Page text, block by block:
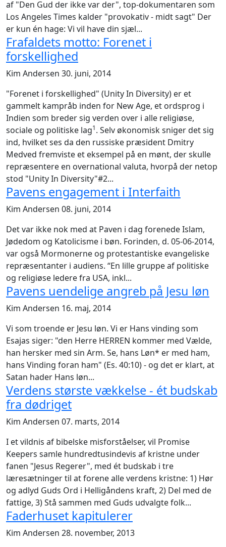
af "Den Gud der ikke var der", top-dokumentaren som
Los Angeles Times kalder "provokativ - midt sagt" Der
er kun én hage: Vi vil have din sjæl...
Frafaldets motto: Forenet i
forskellighed
Kim Andersen 30. juni, 2014
"Forenet i forskellighed" (Unity In Diversity) er et
gammelt kampråb inden for New Age, et ordsprog i
Indien som breder sig verden over i alle religiøse,
sociale og politiske lag1. Selv økonomisk sniger det sig
ind, hvilket ses da den russiske præsident Dmitry
Medved fremviste et eksempel på en mønt, der skulle
repræsentere en overnational valuta, hvorpå der netop
stod "Unity In Diversity"#2...
Pavens engagement i Interfaith
Kim Andersen 08. juni, 2014
Det var ikke nok med at Paven i dag forenede Islam,
Jødedom og Katolicisme i bøn. Forinden, d. 05-06-2014,
var også Mormonerne og protestantiske evangeliske
repræsentanter i audiens. “En lille gruppe af politiske
og religiøse ledere fra USA, inkl...
Pavens uendelige angreb på Jesu løn
Kim Andersen 16. maj, 2014
Vi som troende er Jesu løn. Vi er Hans vinding som
Esajas siger: "den Herre HERREN kommer med Vælde,
han hersker med sin Arm. Se, hans Løn* er med ham,
hans Vinding foran ham" (Es. 40:10) - og det er klart, at
Satan hader Hans løn...
Verdens største vækkelse - ét budskab
fra dødriget
Kim Andersen 07. marts, 2014
I et vildnis af bibelske misforståelser, vil Promise
Keepers samle hundredtusindevis af kristne under
fanen "Jesus Regerer", med ét budskab i tre
læresætninger til at forene alle verdens kristne: 1) Hør
og adlyd Guds Ord i Helligåndens kraft, 2) Del med de
fattige, 3) Stå sammen med Guds udvalgte folk...
Faderhuset kapitulerer
Kim Andersen 28. november, 2013